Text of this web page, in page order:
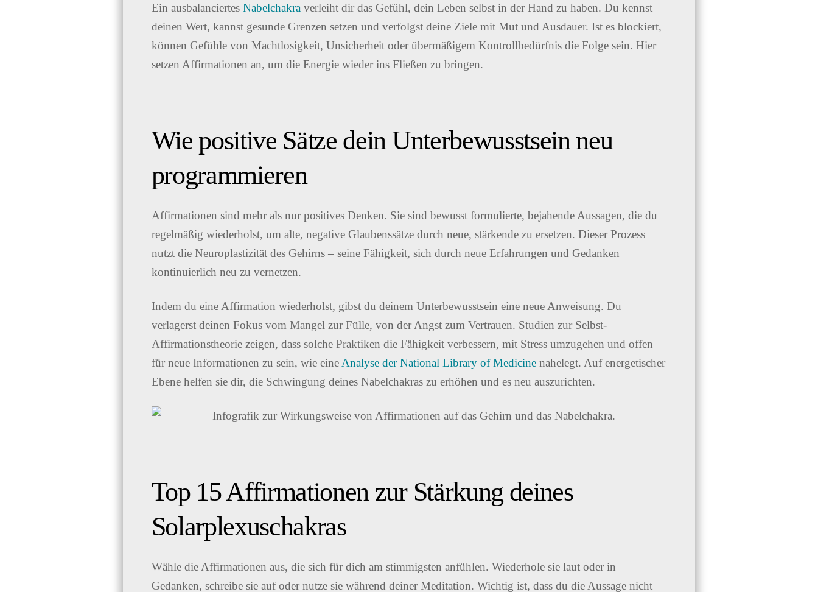
Ein ausbalanciertes Nabelchakra verleiht dir das Gefühl, dein Leben selbst in der Hand zu haben. Du kennst
deinen Wert, kannst gesunde Grenzen setzen und verfolgst deine Ziele mit Mut und Ausdauer. Ist es blockiert,
können Gefühle von Machtlosigkeit, Unsicherheit oder übermäßigem Kontrollbedürfnis die Folge sein. Hier
setzen Affirmationen an, um die Energie wieder ins Fließen zu bringen.
Wie positive Sätze dein Unterbewusstsein neu
programmieren
Affirmationen sind mehr als nur positives Denken. Sie sind bewusst formulierte, bejahende Aussagen, die du
regelmäßig wiederholst, um alte, negative Glaubenssätze durch neue, stärkende zu ersetzen. Dieser Prozess
nutzt die Neuroplastizität des Gehirns – seine Fähigkeit, sich durch neue Erfahrungen und Gedanken
kontinuierlich neu zu vernetzen.
Indem du eine Affirmation wiederholst, gibst du deinem Unterbewusstsein eine neue Anweisung. Du
verlagerst deinen Fokus vom Mangel zur Fülle, von der Angst zum Vertrauen. Studien zur Selbst-
Affirmationstheorie zeigen, dass solche Praktiken die Fähigkeit verbessern, mit Stress umzugehen und offen
für neue Informationen zu sein, wie eine Analyse der National Library of Medicinenahelegt. Auf energetischer
Ebene helfen sie dir, die Schwingung deines Nabelchakras zu erhöhen und es neu auszurichten.
Top 15 Affirmationen zur Stärkung deines
Solarplexuschakras
Wähle die Affirmationen aus, die sich für dich am stimmigsten anfühlen. Wiederhole sie laut oder in
Gedanken, schreibe sie auf oder nutze sie während deiner Meditation. Wichtig ist, dass du die Aussage nicht